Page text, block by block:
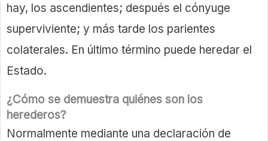
hay, los ascendientes; después el cónyuge
superviviente; y más tarde los parientes
colaterales. En último término puede heredar el
Estado.
¿Cómo se demuestra quiénes son los
herederos?
Normalmente mediante una declaración de